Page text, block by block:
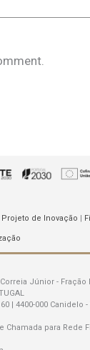
de Inovação |
Júnior - Fração
| 4400-000 Canidelo -
Chamada para Rede